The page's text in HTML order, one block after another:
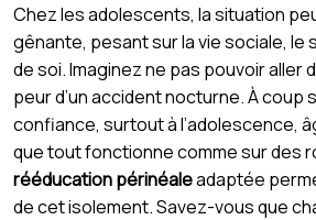
Chez les adolescents, la situation
gênante, pesant sur la vie sociale, le
de soi. Imaginez ne pas pouvoir aller
peur d’un accident nocturne. À coup
confiance, surtout à l’adolescence,
que tout fonctionne comme sur des
rééducation périnéaleadaptée
de cet isolement. Savez-vous que